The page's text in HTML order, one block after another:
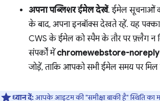
अपना पब्लिशर ईमेल देखें. ईमेल सूचनाओं
के बाद, अपना इनबॉक्स देखते रहें. यह
CWS के ईमेल को स्पैम के तौर पर फ़्लैग न
संपर्कों मेंchromewebstore-
जोड़ें, ताकि आपको सभी ईमेल समय पर
ध्यान दें:आपके आइटम की "समीक्षा बाकी है" स्थिति का